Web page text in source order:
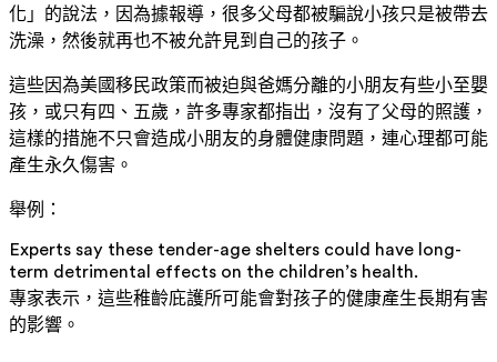
化」的說法，因為據報導，很多父母都被騙說小孩只是被帶去
洗澡，然後就再也不被允許見到自己的孩子。
這些因為美國移民政策而被迫與爸媽分離的小朋友有些小至嬰
孩，或只有四、五歲，許多專家都指出，沒有了父母的照護，
這樣的措施不只會造成小朋友的身體健康問題，連心理都可能
產生永久傷害。
舉例：
Experts say these tender-age shelters could have long-
term detrimental effects on the children’s health.
專家表示，這些稚齡庇護所可能會對孩子的健康產生長期有害
的影響。